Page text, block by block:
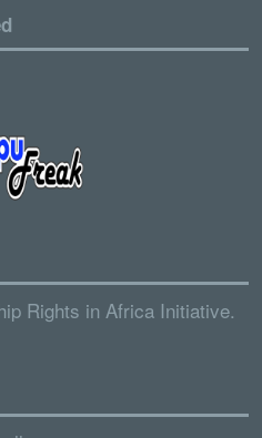
Rights in Africa Initiative.